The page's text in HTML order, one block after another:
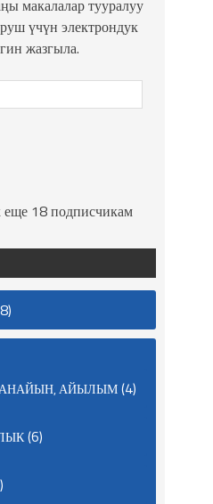
макалалар тууралуу
үчүн электрондук
жазгыла.
еще 18 подписчикам
АЙЫЛЫМ(4)
(6)